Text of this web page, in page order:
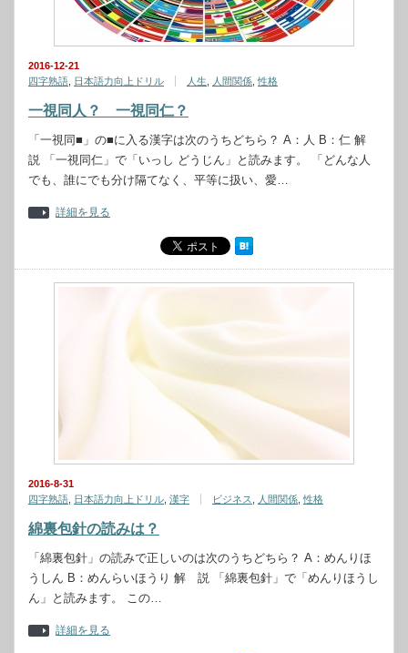
2016-12-21
四字熟語 日本語力向上ドリル 人生 人間関係 ,性格
一視同人？ 一視同仁？
「一視同■」の■に入る漢字は次のうちどちら？ A：人 B：仁 解
説 「一視同仁」で「いっし どうじん」と読みます。 「どんな人
でも、誰にでも分け隔てなく、平等に扱い、愛…
詳細を見る
2016-8-31
四字熟語 日本語力向上ドリル 漢字 ビジネス 人間関係 ,性格
綿裏包針の読みは？
「綿裏包針」の読みで正しいのは次のうちどちら？ A：めんりほ
うしん B：めんらいほうり 解 説 「綿裏包針」で「めんりほうし
ん」と読みます。 この…
詳細を見る